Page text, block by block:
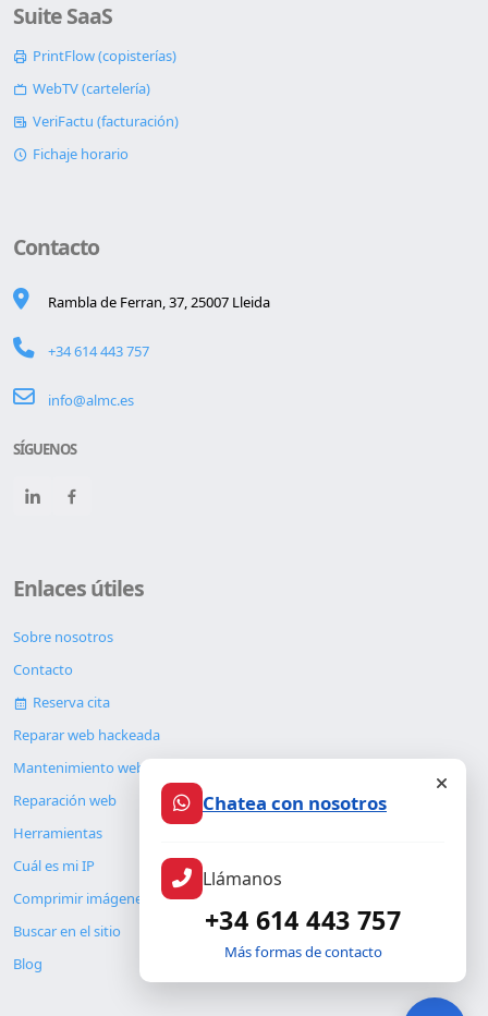
Suite SaaS
PrintFlow (copisterías)
WebTV (cartelería)
VeriFactu (facturación)
Fichaje horario
Contacto
Rambla de Ferran, 37, 25007 Lleida
+34 614 443 757
info@almc.es
SÍGUENOS
Enlaces útiles
Sobre nosotros
Contacto
Reserva cita
Reparar web hackeada
Mantenimiento web
Reparación web
Herramientas
Cuál es mi IP
Comprimir imágenes
Buscar en el sitio
Blog
Chatea con nosotros
Llámanos
+34 614 443 757
Más formas de contacto